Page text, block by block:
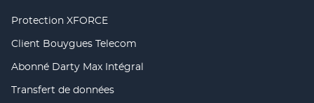
Protection XFORCE
(ouvre
dans
nouvelle
Client Bouygues Telecom
(ouvre
dans
nouvelle
Abonné Darty Max Intégral
(ouvre
dans
Transfert de données
(ouvre